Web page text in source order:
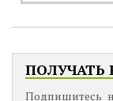
ПОЛУЧАТЬ
Подпишитесь